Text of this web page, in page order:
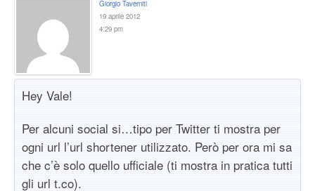
Giorgio Taverniti
19 aprile 2012
4:29 pm
Hey Vale!
Per alcuni social si…tipo per Twitter ti mostra per
ogni url l’url shortener utilizzato. Però per ora mi sa
che c’è solo quello ufficiale (ti mostra in pratica tutti
gli url t.co).